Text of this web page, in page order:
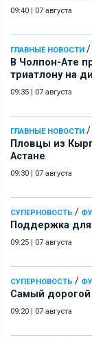
09:40 | 07 августа
ГЛАВНЫЕ НОВОСТИ /
В Чолпон-Ате
триатлону на
09:35 | 07 августа
ГЛАВНЫЕ НОВОСТИ /
Пловцы из
Астане
09:30 | 07 августа
СУПЕРНОВОСТЬ /
Поддержка
09:25 | 07 августа
СУПЕРНОВОСТЬ /
Самый дорогой
09:20 | 07 августа